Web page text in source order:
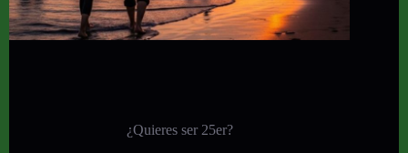
¿Quieres ser 25er?